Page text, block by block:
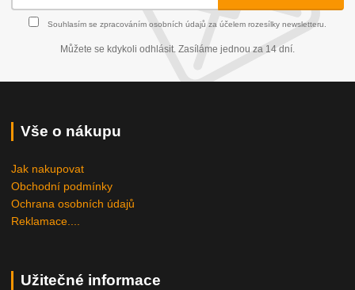
Souhlasím se zpracováním osobních údajů za účelem rozesílky newsletteru.
Můžete se kdykoli odhlásit. Zasíláme jednou za 14 dní.
Vše o nákupu
Jak nakupovat
Obchodní podmínky
Ochrana osobních údajů
Reklamace....
Užitečné informace